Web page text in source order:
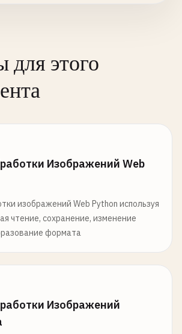
этого
Изображений Web
изображений Web Python используя
чтение, сохранение, изменение
формата
Изображений